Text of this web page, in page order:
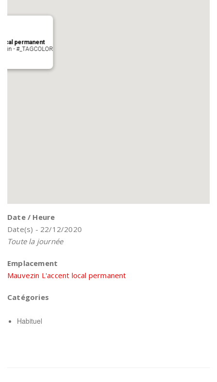
permanent
- #_TAGCOLOR
Date / Heure
Date(s) - 22/12/2020
Toute la journée
Emplacement
Mauvezin L'accent local permanent
Catégories
Habituel